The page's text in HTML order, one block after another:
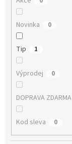
Novinka 0
Tip 1
Výprodej 0
DOPRAVA ZDARMA
Kod sleva 0